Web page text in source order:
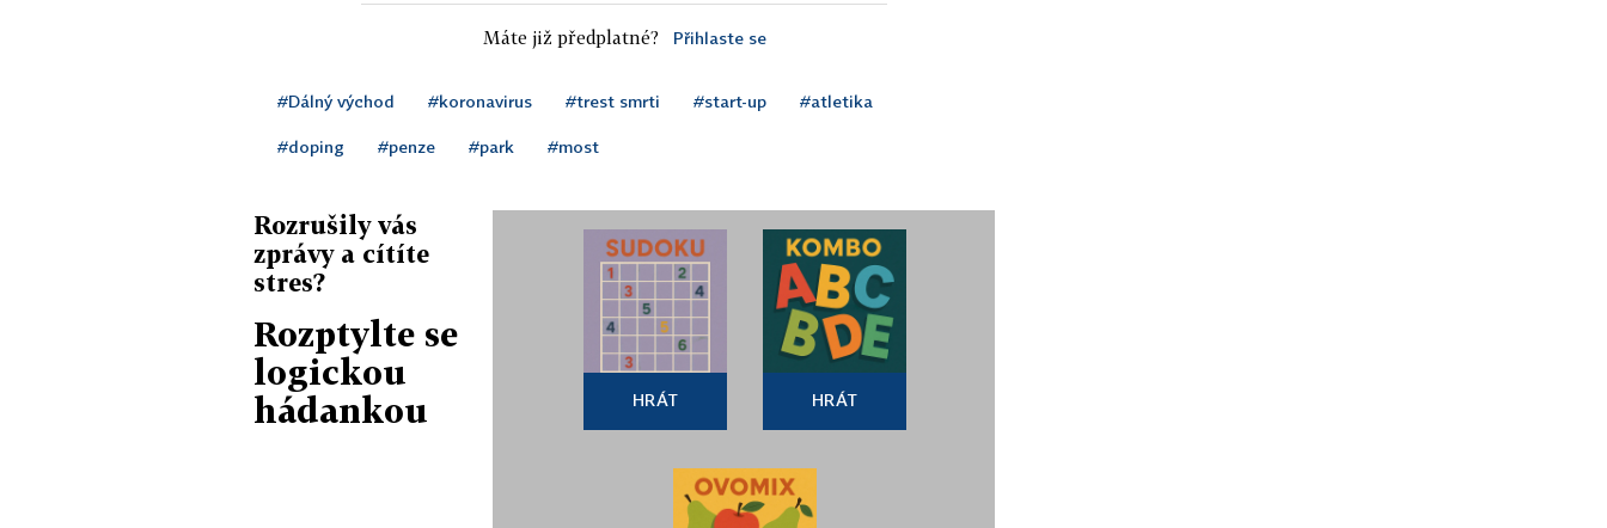
Máte již předplatné? Přihlaste se
#Dálný východ #koronavirus #trest smrti #start-up #atletika
#doping #penze #park #most
Rozrušily vás
zprávy a cítíte
stres?
Rozptylte se
logickou
hádankou
HRÁT HRÁT